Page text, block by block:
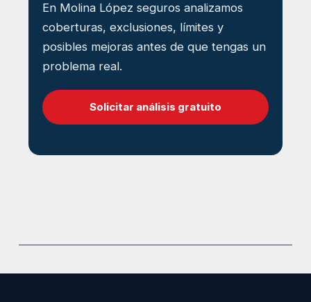
En Molina López seguros analizamos
coberturas, exclusiones, límites y
posibles mejoras antes de que tengas un
problema real.
Solicitar análisis gratuito